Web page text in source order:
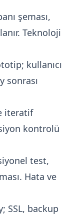
şeması,
Teknoloji
kullanıcı
sonrası
iteratif
kontrolü
test,
Hata ve
SSL, backup